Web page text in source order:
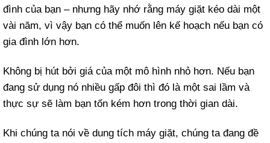
đình của bạn – nhưng hãy nhớ rằng máy giặt kéo dài một
vài năm, vì vậy bạn có thể muốn lên kế hoạch nếu bạn có
gia đình lớn hơn.
Không bị hút bởi giá của một mô hình nhỏ hơn. Nếu bạn
đang sử dụng nó nhiều gấp đôi thì đó là một sai lầm và
thực sự sẽ làm bạn tốn kém hơn trong thời gian dài.
Khi chúng ta nói về dung tích máy giặt, chúng ta đang đề